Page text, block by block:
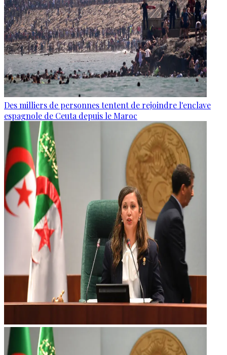
Des milliers de personnes tentent de rejoindre l'enclave
espagnole de Ceuta depuis le Maroc